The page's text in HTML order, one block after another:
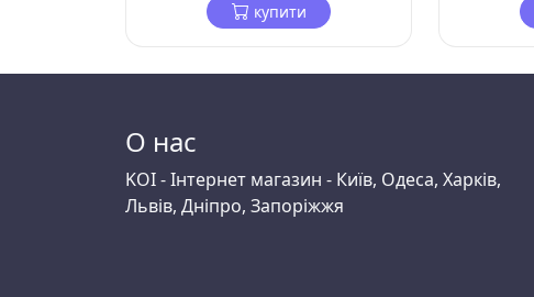
купити
О нас
KOI - Інтернет магазин - Київ, Одеса, Харків,
Львів, Дніпро, Запоріжжя